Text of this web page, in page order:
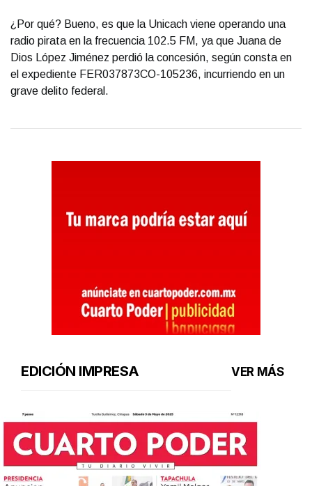
¿Por qué? Bueno, es que la Unicach viene operando una
radio pirata en la frecuencia 102.5 FM, ya que Juana de
Dios López Jiménez perdió la concesión, según consta en
el expediente FER037873CO-105236, incurriendo en un
grave delito federal.
EDICIÓN IMPRESA VER MÁS